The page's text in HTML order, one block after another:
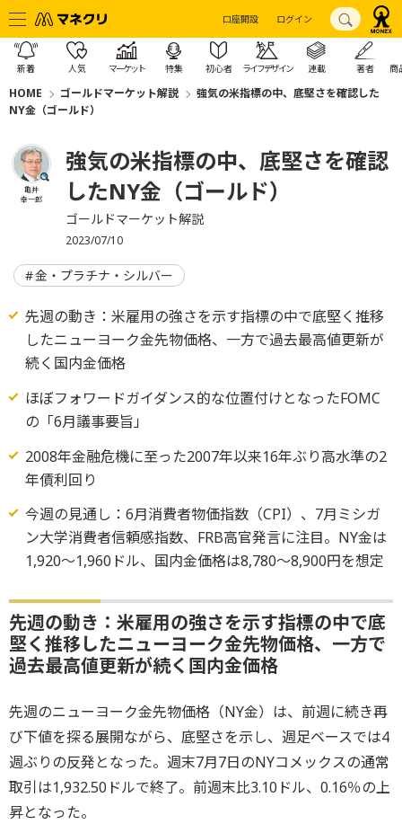
口座開設 ログイン
新着 人気 マーケット 特集 初心者 ライフデザイン 連載 著者 商
HOME ゴールドマーケット解説
強気の米指標の中、底堅さを確認した
NY金（ゴールド）
亀井
幸一郎
強気の米指標の中、底堅さを確認
したNY金（ゴールド）
ゴールドマーケット解説
2023/07/10
金・プラチナ・シルバー
先週の動き：米雇用の強さを示す指標の中で底堅く推移
したニューヨーク金先物価格、一方で過去最高値更新が
続く国内金価格
ほぼフォワードガイダンス的な位置付けとなったFOMC
の「6月議事要旨」
2008年金融危機に至った2007年以来16年ぶり高水準の2
年債利回り
今週の見通し：6月消費者物価指数（CPI）、7月ミシガ
ン大学消費者信頼感指数、FRB高官発言に注目。NY金は
1,920～1,960ドル、国内金価格は8,780～8,900円を想定
先週の動き：米雇用の強さを示す指標の中で底
堅く推移したニューヨーク金先物価格、一方で
過去最高値更新が続く国内金価格
先週のニューヨーク金先物価格（NY金）は、前週に続き再
び下値を探る展開ながら、底堅さを示し、週足ベースでは4
週ぶりの反発となった。週末7月7日のNYコメックスの通常
取引は1,932.50ドルで終了。前週末比3.10ドル、0.16％の上
昇となった。